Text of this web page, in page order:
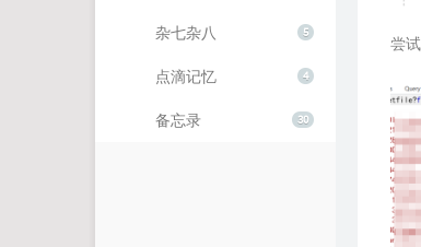
5
杂七杂八
4
点滴记忆
30
备忘录
尝